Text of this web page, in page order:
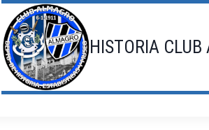
Saltar
al
contenido
HISTORIA CLUB